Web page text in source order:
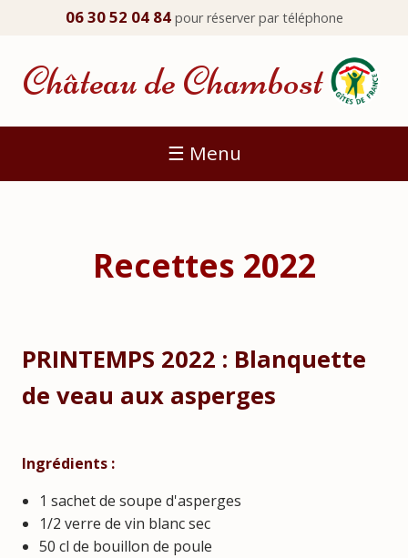
06 30 52 04 84pour réserver par téléphone
Château de Chambost
☰ Menu
Recettes 2022
PRINTEMPS 2022 : Blanquette
de veau aux asperges
Ingrédients :
1 sachet de soupe d'asperges
1/2 verre de vin blanc sec
50 cl de bouillon de poule